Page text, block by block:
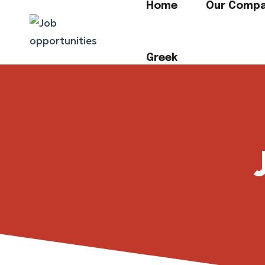
Home Our
Greek